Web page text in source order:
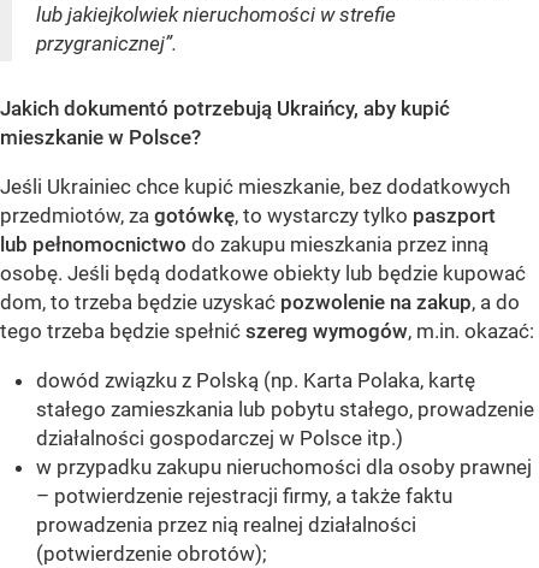
lub jakiejkolwiek nieruchomości w strefie
przygranicznej”.
Jakich dokumentó potrzebują Ukraińcy, aby kupić
mieszkanie w Polsce?
Jeśli Ukrainiec chce kupić mieszkanie, bez dodatkowych
przedmiotów, za gotówkę, to wystarczy tylko paszport
lub pełnomocnictwo do zakupu mieszkania przez inną
osobę. Jeśli będą dodatkowe obiekty lub będzie kupować
dom, to trzeba będzie uzyskać pozwolenie na zakup, a do
tego trzeba będzie spełnić szereg wymogów, m.in. okazać:
dowód związku z Polską (np. Karta Polaka, kartę
stałego zamieszkania lub pobytu stałego, prowadzenie
działalności gospodarczej w Polsce itp.)
w przypadku zakupu nieruchomości dla osoby prawnej
– potwierdzenie rejestracji firmy, a także faktu
prowadzenia przez nią realnej działalności
(potwierdzenie obrotów);